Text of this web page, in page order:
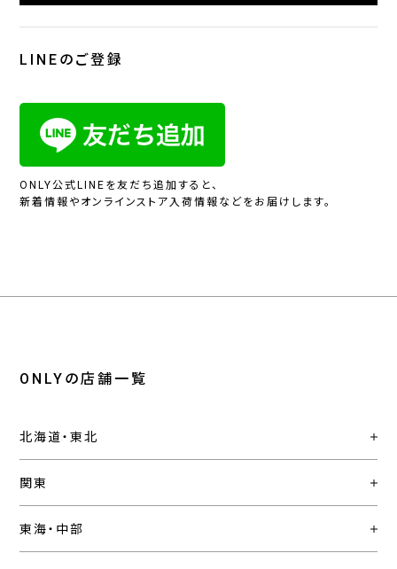
LINEのご登録
ONLY公式LINEを友だち追加すると、
新着情報やオンラインストア入荷情報などをお届けします。
ONLYの店舗一覧
北海道・東北
関東
東海・中部